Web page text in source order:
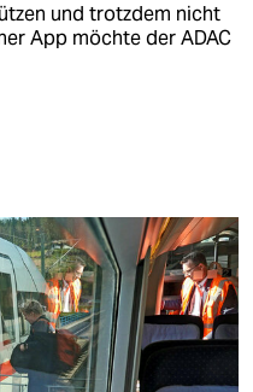
und trotzdem nicht
App möchte der ADAC